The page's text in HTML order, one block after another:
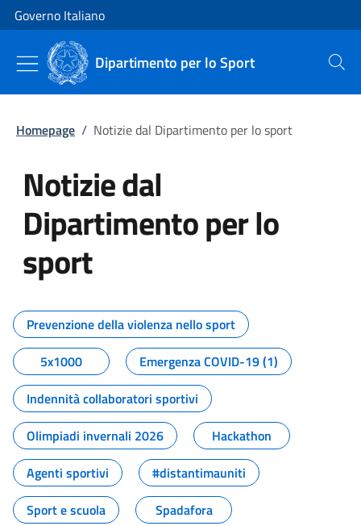
Vai al contenuto
Vai alla navigazione del sito
Governo Italiano
Dipartimento per lo Sport Cerca
Homepage / Notizie dal Dipartimento per lo sport
Notizie dal
Dipartimento per lo
sport
Tutti i contenuti della pagina
Prevenzione della violenza nello sport
5x1000
Emergenza COVID-19 (1)
Indennità collaboratori sportivi
Olimpiadi invernali 2026
Hackathon
Agenti sportivi
#distantimauniti
Sport e scuola
Spadafora